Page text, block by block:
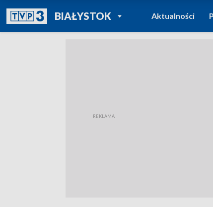
BIAŁYSTOKPOWRÓT DO
TVP REGIONY
Aktualności